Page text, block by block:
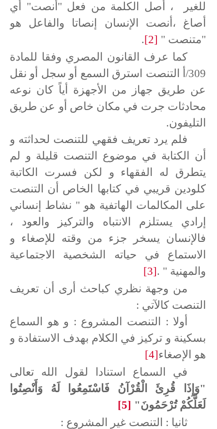
للغير
، أصل الكلمة من فعل "أنصت" أي
أصاغ ،أنصت الإنسان إنصاتا والفاعل هو
"متنصت " [2]
.
كما عرف القانون المصري وفقا للمادة
309/أ التنصت استرق السمع أو سجل أو نقل
عن طريق جهاز من الأجهزة أياً كان نوعه
محادثات جرت في مكان خاص أو عن طريق
التليفون.
فلم يرد تعريف فقهي للتنصت لحداثته و
أن الكتابة في موضوع التنصت قليلة و لم
يتطرق له الفقهاء و لكن فسرت الكاتبة
كلودين قريبي في كتابها الخاص أن التنصت
على المكالمات الهاتفية هو " نشاط إنساني
إرادي يستلزم الانتباه والتركيز والعود ،
فالإنسان يسخر جزء من وقته للإصغاء و
الاستماع في حياته الشخصية الاجتماعية
والمهنية " .[3]
من وجهة نظري كباحث أرى أن تعريف
التنصت كالآتي :
أولا : التنصت المشروع : و هو السماع
بسكينة و تركيز في الكلام بهدف الاستفادة و
هو الإصغاء[4]
في السماع
استنادا لقول الله تعالى
"وَإِذَا قُرِئَ الْقُرْآنُ فَاسْتَمِعُوا لَهُ وَأَنْصِتُوا
لَعَلَّكُمْ تُرْحَمُونَ" [5]
ثانيا : التنصت غير المشروع :